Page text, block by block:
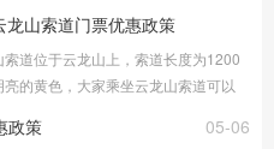
龙山索道门票优惠政策
道位于云龙山上，索道长度为1200
的黄色，大家乘坐云龙山索道可以
。优惠政策1.4米(含)
05-06
政策